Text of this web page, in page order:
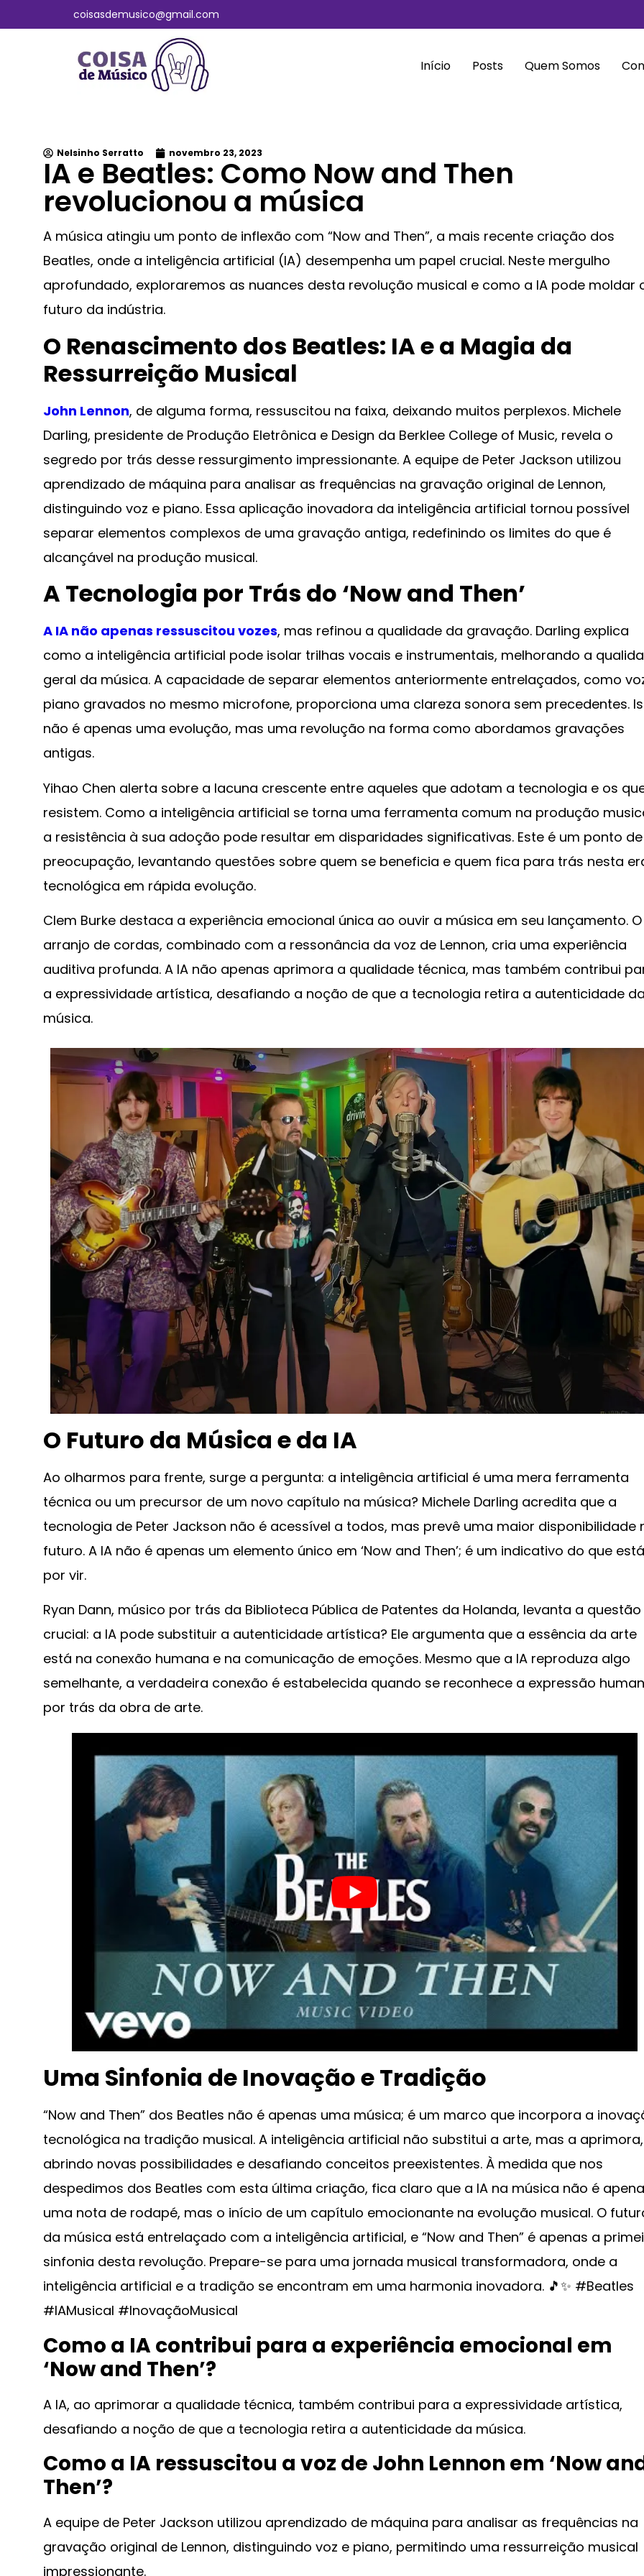
coisasdemusico@gmail.com
Início Posts Quem Somos
Nelsinho Serratto novembro 23, 2023
IA e Beatles: Como Now and Then
revolucionou a música
A música atingiu um ponto de inflexão com “Now and Then”, a mais recente criação dos
Beatles, onde a inteligência artificial (IA) desempenha um papel crucial. Neste mergulho
aprofundado, exploraremos as nuances desta revolução musical e como a IA pode moldar
futuro da indústria.
O Renascimento dos Beatles: IA e a Magia da
Ressurreição Musical
John Lennon, de alguma forma, ressuscitou na faixa, deixando muitos perplexos. Michele
Darling, presidente de Produção Eletrônica e Design da Berklee College of Music, revela o
segredo por trás desse ressurgimento impressionante. A equipe de Peter Jackson utilizou
aprendizado de máquina para analisar as frequências na gravação original de Lennon,
distinguindo voz e piano. Essa aplicação inovadora da inteligência artificial tornou possível
separar elementos complexos de uma gravação antiga, redefinindo os limites do que é
alcançável na produção musical.
A Tecnologia por Trás do ‘Now and Then’
A IA não apenas ressuscitou vozes, mas refinou a qualidade da gravação. Darling explica
como a inteligência artificial pode isolar trilhas vocais e instrumentais, melhorando a
geral da música. A capacidade de separar elementos anteriormente entrelaçados, como
piano gravados no mesmo microfone, proporciona uma clareza sonora sem precedentes.
não é apenas uma evolução, mas uma revolução na forma como abordamos gravações
antigas.
Yihao Chen alerta sobre a lacuna crescente entre aqueles que adotam a tecnologia e os
resistem. Como a inteligência artificial se torna uma ferramenta comum na produção
a resistência à sua adoção pode resultar em disparidades significativas. Este é um ponto de
preocupação, levantando questões sobre quem se beneficia e quem fica para trás nesta
tecnológica em rápida evolução.
Clem Burke destaca a experiência emocional única ao ouvir a música em seu lançamento. O
arranjo de cordas, combinado com a ressonância da voz de Lennon, cria uma experiência
auditiva profunda. A IA não apenas aprimora a qualidade técnica, mas também contribui
a expressividade artística, desafiando a noção de que a tecnologia retira a autenticidade
música.
O Futuro da Música e da IA
Ao olharmos para frente, surge a pergunta: a inteligência artificial é uma mera ferramenta
técnica ou um precursor de um novo capítulo na música? Michele Darling acredita que a
tecnologia de Peter Jackson não é acessível a todos, mas prevê uma maior disponibilidade
futuro. A IA não é apenas um elemento único em ‘Now and Then’; é um indicativo do que está
por vir.
Ryan Dann, músico por trás da Biblioteca Pública de Patentes da Holanda, levanta a questão
crucial: a IA pode substituir a autenticidade artística? Ele argumenta que a essência da arte
está na conexão humana e na comunicação de emoções. Mesmo que a IA reproduza algo
semelhante, a verdadeira conexão é estabelecida quando se reconhece a expressão
por trás da obra de arte.
Uma Sinfonia de Inovação e Tradição
“Now and Then” dos Beatles não é apenas uma música; é um marco que incorpora a
tecnológica na tradição musical. A inteligência artificial não substitui a arte, mas a aprimora,
abrindo novas possibilidades e desafiando conceitos preexistentes. À medida que nos
despedimos dos Beatles com esta última criação, fica claro que a IA na música não é
uma nota de rodapé, mas o início de um capítulo emocionante na evolução musical. O
da música está entrelaçado com a inteligência artificial, e “Now and Then” é apenas a
sinfonia desta revolução. Prepare-se para uma jornada musical transformadora, onde a
inteligência artificial e a tradição se encontram em uma harmonia inovadora. 🎵✨ #Beatles
#IAMusical #InovaçãoMusical
Como a IA contribui para a experiência emocional em
‘Now and Then’?
A IA, ao aprimorar a qualidade técnica, também contribui para a expressividade artística,
desafiando a noção de que a tecnologia retira a autenticidade da música.
Como a IA ressuscitou a voz de John Lennon em ‘Now
Then’?
A equipe de Peter Jackson utilizou aprendizado de máquina para analisar as frequências na
gravação original de Lennon, distinguindo voz e piano, permitindo uma ressurreição musical
impressionante.